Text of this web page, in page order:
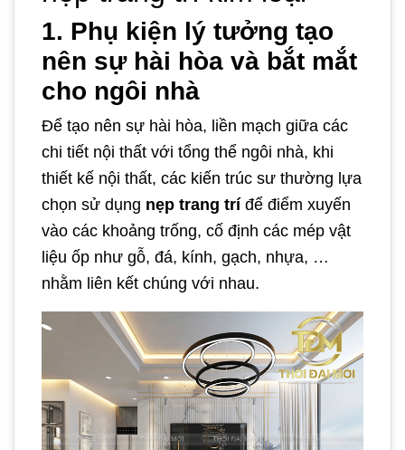
1. Phụ kiện lý tưởng tạo
nên sự hài hòa và bắt mắt
cho ngôi nhà
Để tạo nên sự hài hòa, liền mạch giữa các
chi tiết nội thất với tổng thể ngôi nhà, khi
thiết kế nội thất, các kiến trúc sư thường lựa
chọn sử dụng nẹp trang tríđể điểm xuyến
vào các khoảng trống, cố định các mép vật
liệu ốp như gỗ, đá, kính, gạch, nhựa, …
nhằm liên kết chúng với nhau.